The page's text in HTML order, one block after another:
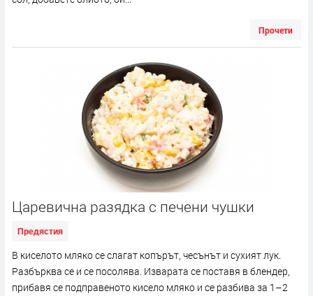
Прочети
Царевична разядка с печени чушки
Предястия
В киселото мляко се слагат копърът, чесънът и сухият лук.
Разбърква се и се посолява. Изварата се поставя в блендер,
прибавя се подправеното кисело мляко и се разбива за 1–2